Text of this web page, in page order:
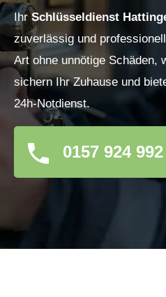
IhrSchlüsseldienst
zuverlässig und
Art ohne unnötige Schäden,
sichern Ihr Zuhause und
24h-Notdienst.
0157 924